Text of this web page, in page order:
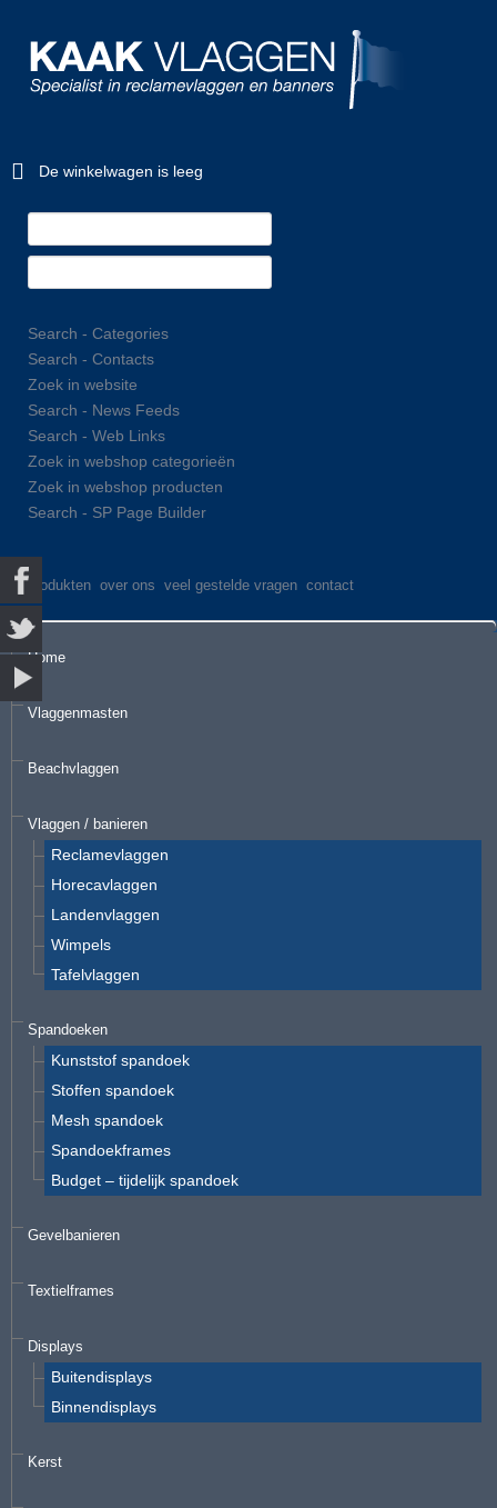
De winkelwagen is leeg
Search - Categories
Search - Contacts
Zoek in website
Search - News Feeds
Search - Web Links
Zoek in webshop categorieën
Zoek in webshop producten
Search - SP Page Builder
produkten over ons veel gestelde vragen contact
Home
Vlaggenmasten
Beachvlaggen
Vlaggen / banieren
Reclamevlaggen
Horecavlaggen
Landenvlaggen
Wimpels
Tafelvlaggen
Spandoeken
Kunststof spandoek
Stoffen spandoek
Mesh spandoek
Spandoekframes
Budget – tijdelijk spandoek
Gevelbanieren
Textielframes
Displays
Buitendisplays
Binnendisplays
Kerst